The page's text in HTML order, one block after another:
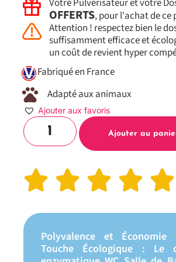
OFFERTS, pour l'achat de ce
Attention ! respectez bien le
suffisamment efficace et
un coût de revient hyper
Fabriqué en France
Adapté aux animaux
Ajouter aux favoris
Ajouter au
Polyvalence et Économie
Touche Écologique : Le